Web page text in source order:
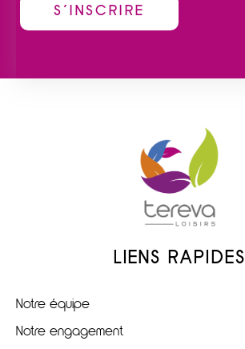
LIENS RAPIDES
Notre équipe
Notre engagement